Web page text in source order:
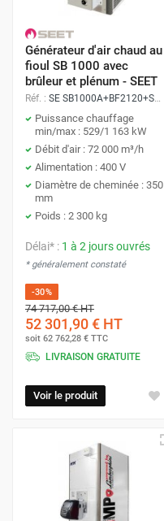
Générateur d'air chaud au
fioul SB 1000 avec
brûleur et plénum - SEET
Réf. : SE SB1000A+BF2120+SBPL1000
Puissance chauffage
min/max : 529/1 163 kW
Débit d'air : 72 000 m³/h
Alimentation : 400 V
Diamètre de cheminée : 350
mm
Poids : 2 300 kg
Délai* : 1 à 2 jours ouvrés
* généralement constaté
-30%
74 717,00 €HT
52 301,90 € HT
soit 62 762,28 € TTC
LIVRAISON GRATUITE
Voir le produit